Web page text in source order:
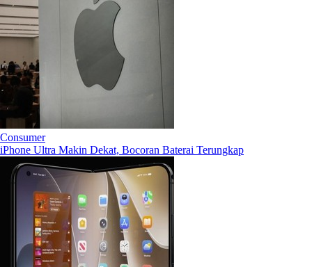
Consumer
iPhone Ultra Makin Dekat, Bocoran Baterai Terungkap